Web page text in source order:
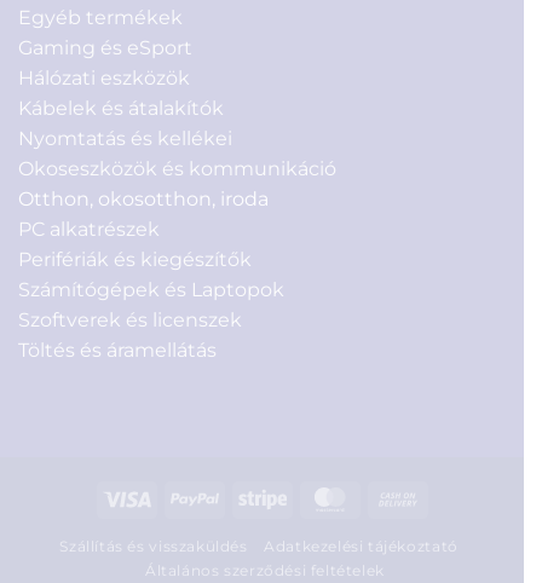
Egyéb termékek
Gaming és eSport
Hálózati eszközök
Kábelek és átalakítók
Nyomtatás és kellékei
Okoseszközök és kommunikáció
Otthon, okosotthon, iroda
PC alkatrészek
Perifériák és kiegészítők
Számítógépek és Laptopok
Szoftverek és licenszek
Töltés és áramellátás
Visa PayPal Stripe MasterCard
Delivery
Szállítás és visszaküldés
Adatkezelési tájékoztató
Általános szerződési feltételek